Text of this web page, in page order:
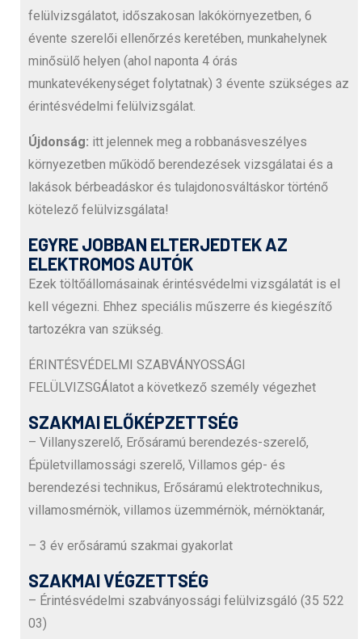
felülvizsgálatot, időszakosan lakókörnyezetben, 6
évente szerelői ellenőrzés keretében, munkahelynek
minősülő helyen (ahol naponta 4 órás
munkatevékenységet folytatnak) 3 évente szükséges az
érintésvédelmi felülvizsgálat.
Újdonság: itt jelennek meg a robbanásveszélyes
környezetben működő berendezések vizsgálatai és a
lakások bérbeadáskor és tulajdonosváltáskor történő
kötelező felülvizsgálata!
EGYRE JOBBAN ELTERJEDTEK AZ
ELEKTROMOS AUTÓK
Ezek töltőállomásainak érintésvédelmi vizsgálatát is el
kell végezni. Ehhez speciális műszerre és kiegészítő
tartozékra van szükség.
ÉRINTÉSVÉDELMI SZABVÁNYOSSÁGI
FELÜLVIZSGÁlatot a következő személy végezhet
SZAKMAI ELŐKÉPZETTSÉG
– Villanyszerelő, Erősáramú berendezés-szerelő,
Épületvillamossági szerelő, Villamos gép- és
berendezési technikus, Erősáramú elektrotechnikus,
villamosmérnök, villamos üzemmérnök, mérnöktanár,
– 3 év erősáramú szakmai gyakorlat
SZAKMAI VÉGZETTSÉG
– Érintésvédelmi szabványossági felülvizsgáló (35 522
03)